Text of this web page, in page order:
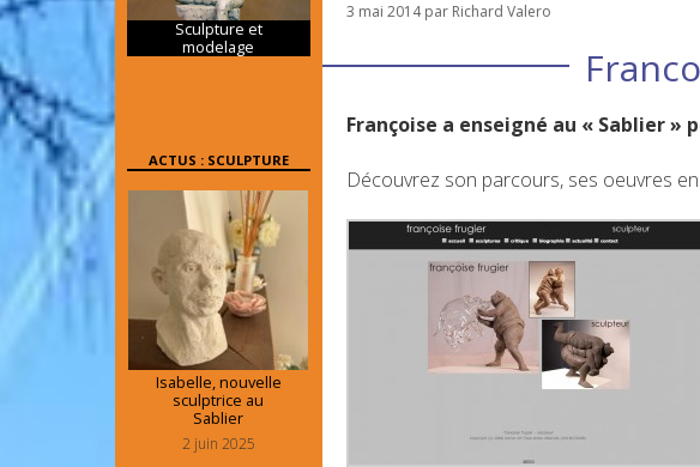
3 mai 2014par Richard Valero
Françoise a enseigné au « Sablier »
Découvrez son parcours, ses oeuvres
Sculpture et
modelage
ACTUS : SCULPTURE
Isabelle, nouvelle
sculptrice au
Sablier
2 juin 2025